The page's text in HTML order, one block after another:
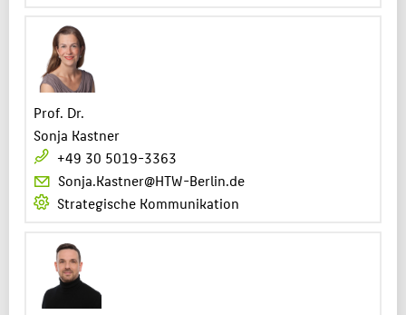
Prof. Dr.
Sonja Kastner
+49 30 5019-3363
Sonja.Kastner@HTW-Berlin.de
Strategische Kommunikation